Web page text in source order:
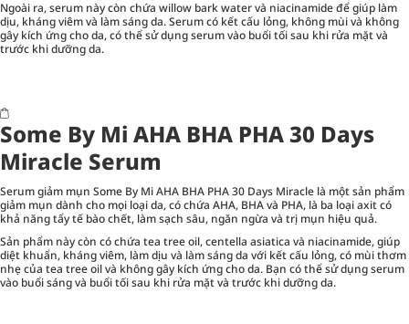
Ngoài ra, serum này còn chứa willow bark water và niacinamide để giúp làm
dịu, kháng viêm và làm sáng da. Serum có kết cấu lỏng, không mùi và không
gây kích ứng cho da, có thể sử dụng serum vào buổi tối sau khi rửa mặt và
trước khi dưỡng da.
Some By Mi AHA BHA PHA 30 Days
Miracle Serum
Serum giảm mụn Some By Mi AHA BHA PHA 30 Days Miracle là một sản phẩm
giảm mụn dành cho mọi loại da, có chứa AHA, BHA và PHA, là ba loại axit có
khả năng tẩy tế bào chết, làm sạch sâu, ngăn ngừa và trị mụn hiệu quả.
Sản phẩm này còn có chứa tea tree oil, centella asiatica và niacinamide, giúp
diệt khuẩn, kháng viêm, làm dịu và làm sáng da với kết cấu lỏng, có mùi thơm
nhẹ của tea tree oil và không gây kích ứng cho da. Bạn có thể sử dụng serum
vào buổi sáng và buổi tối sau khi rửa mặt và trước khi dưỡng da.